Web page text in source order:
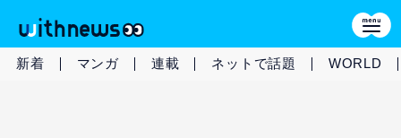
新着 マンガ 連載 ネットで話題 WORLD